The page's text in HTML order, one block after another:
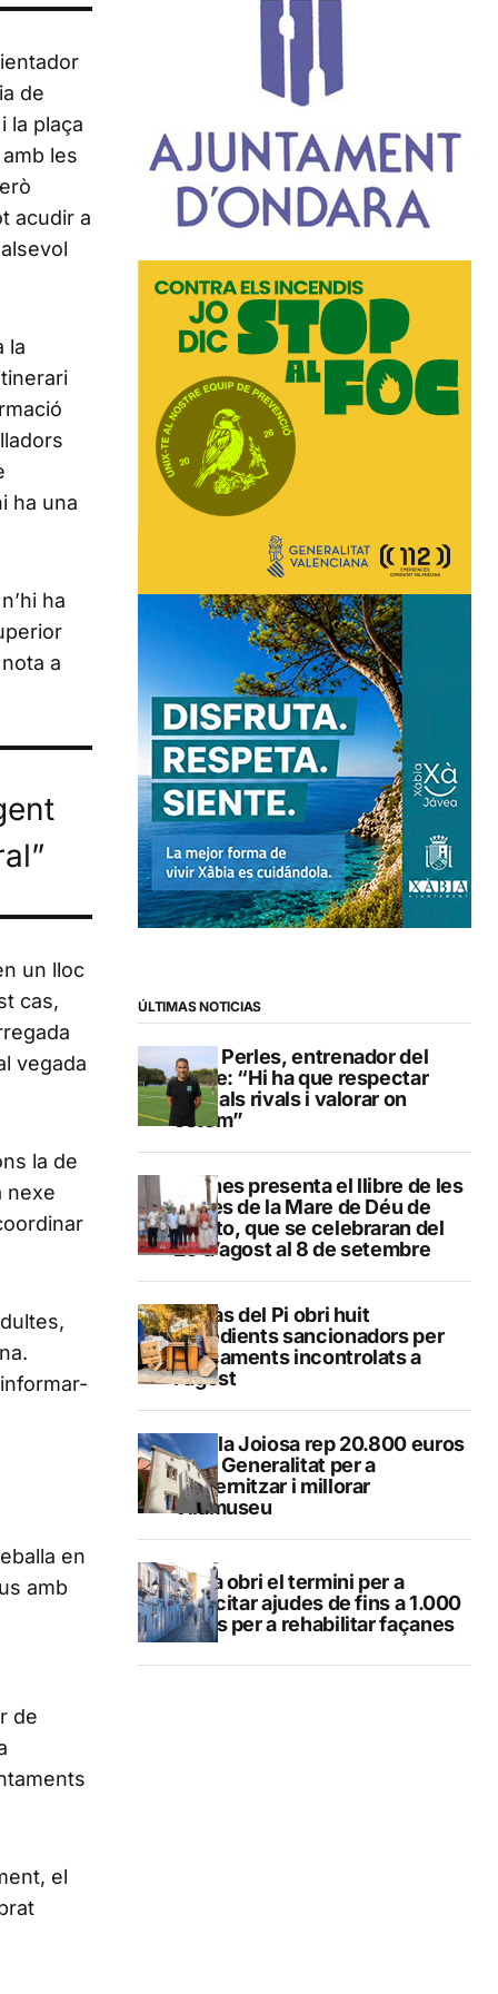
de
la plaça
les
acudir a
la
ha una
ha
a
un lloc
cas,
vegada
la de
nexe
en
amb
de
el
ÚLTIMAS NOTICIAS
Pere Perles, entrenador del
Calpe: “Hi ha que respectar
molt als rivals i valorar on
estem”
Duanes presenta el llibre de les
festes de la Mare de Déu de
Loreto, que se celebraran del
29 d’agost al 8 de setembre
L’Alfàs del Pi obri huit
expedients sancionadors per
abocaments incontrolats a
l’agost
La Vila Joiosa rep 20.800 euros
de la Generalitat per a
modernitzar i millorar
Vilamuseu
Altea obri el termini per a
sol·licitar ajudes de fins a 1.000
euros per a rehabilitar façanes